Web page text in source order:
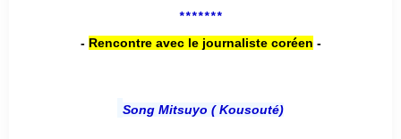
*******
- Rencontre avec le journaliste coréen -
Song Mitsuyo ( Kousouté)